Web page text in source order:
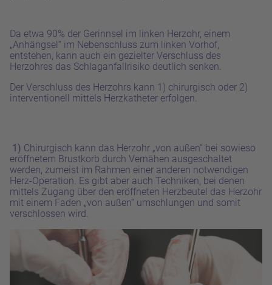
Da etwa 90% der Gerinnsel im linken Herzohr, einem
„Anhängsel“ im Nebenschluss zum linken Vorhof,
entstehen, kann auch ein gezielter Verschluss des
Herzohres das Schlaganfallrisiko deutlich senken.
Der Verschluss des Herzohrs kann 1) chirurgisch oder 2)
interventionell mittels Herzkatheter erfolgen.
1) Chirurgisch kann das Herzohr „von außen“ bei sowieso
eröffnetem Brustkorb durch Vernähen ausgeschaltet
werden, zumeist im Rahmen einer anderen notwendigen
Herz-Operation. Es gibt aber auch Techniken, bei denen
mittels Zugang über den eröffneten Herzbeutel das Herzohr
mit einem Faden „von außen“ umschlungen und somit
verschlossen wird.